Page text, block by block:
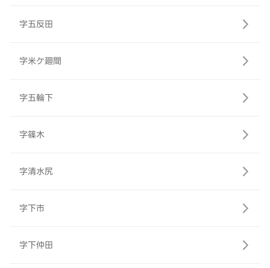
字五反田
字米ケ廻間
字五輪下
字篠木
字清水尻
字下市
字下仲田